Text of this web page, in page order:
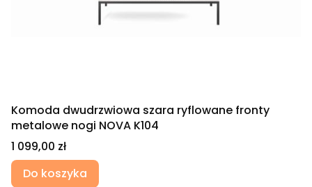
Komoda dwudrzwiowa szara ryflowane fronty
metalowe nogi NOVA K104
Cena
1 099,00 zł
Do koszyka